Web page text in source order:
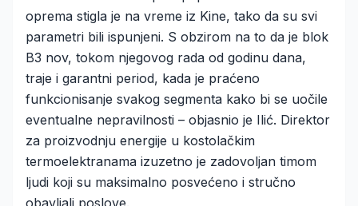
oprema stigla je na vreme iz Kine, tako da su svi
parametri bili ispunjeni. S obzirom na to da je blok
B3 nov, tokom njegovog rada od godinu dana,
traje i garantni period, kada je praćeno
funkcionisanje svakog segmenta kako bi se uočile
eventualne nepravilnosti – objasnio je Ilić. Direktor
za proizvodnju energije u kostolačkim
termoelektranama izuzetno je zadovoljan timom
ljudi koji su maksimalno posvećeno i stručno